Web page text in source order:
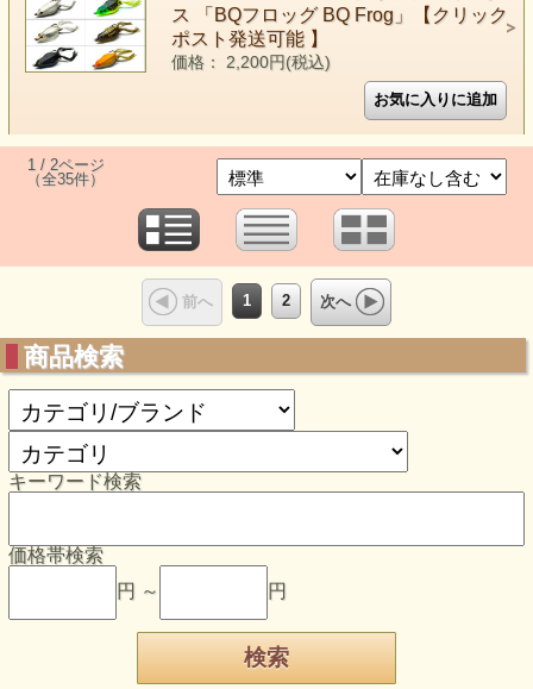
ス 「BQフロッグ BQ Frog」【クリック
ポスト発送可能 】
価格： 2,200円(税込)
1 / 2ページ
（全35件）
前へ 1 2 次へ
商品検索
キーワード検索
価格帯検索
円 ～
円